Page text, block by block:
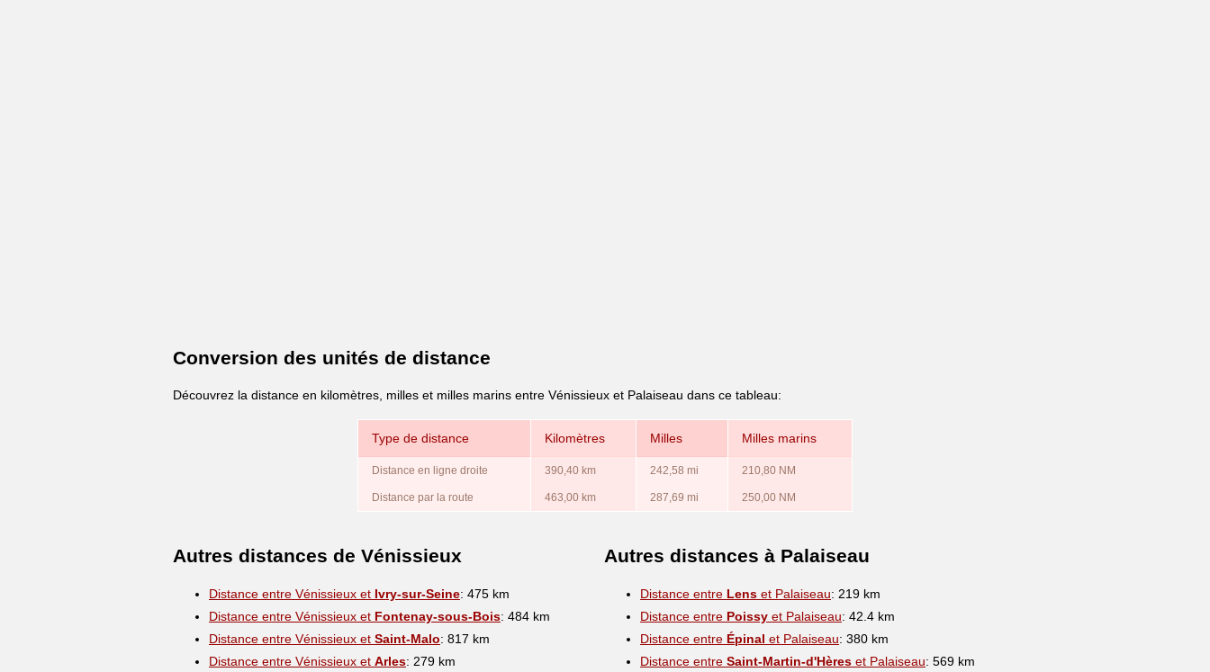
Conversion des unités de distance
Découvrez la distance en kilomètres, milles et milles marins entre Vénissieux et Palaiseau dans ce tableau:
Type de distance Kilomètres Milles Milles marins
Distance en ligne droite 390,40 km 242,58 mi 210,80 NM
Distance par la route 463,00 km 287,69 mi 250,00 NM
Autres distances de Vénissieux
Distance entre Vénissieux et Ivry-sur-Seine: 475 km
Distance entre Vénissieux et Fontenay-sous-Bois: 484 km
Distance entre Vénissieux et Saint-Malo: 817 km
Distance entre Vénissieux et Arles: 279 km
Autres distances à Palaiseau
Distance entre Lens et Palaiseau: 219 km
Distance entre Poissy et Palaiseau: 42.4 km
Distance entre Épinal et Palaiseau: 380 km
Distance entre Saint-Martin-d'Hères et Palaiseau: 569 km